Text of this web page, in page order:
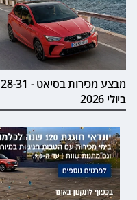
מבצע מכירות בסיאט - 28-31
ביולי 2026